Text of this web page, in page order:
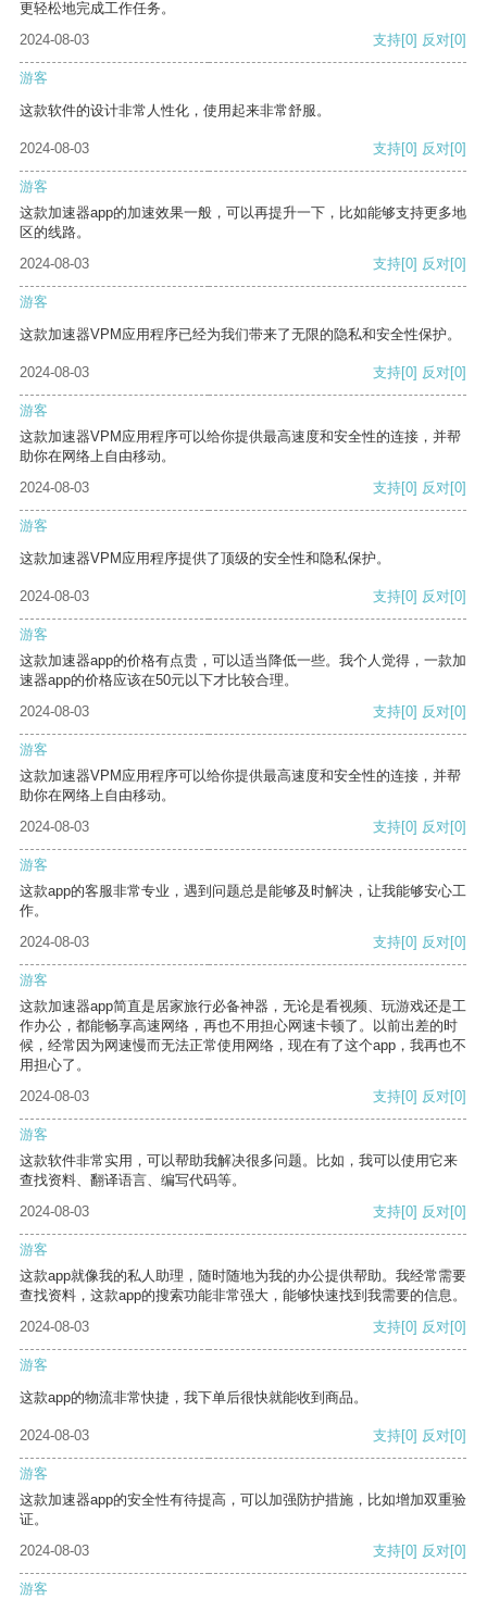
更轻松地完成工作任务。
2024-08-03
支持[0] 反对[0]
游客
这款软件的设计非常人性化，使用起来非常舒服。
2024-08-03 支持[0] 反对[0]
游客
这款加速器app的加速效果一般，可以再提升一下，比如能够支持更多地
区的线路。
2024-08-03
支持[0] 反对[0]
游客
这款加速器VPM应用程序已经为我们带来了无限的隐私和安全性保护。
2024-08-03 支持[0] 反对[0]
游客
这款加速器VPM应用程序可以给你提供最高速度和安全性的连接，并帮
助你在网络上自由移动。
2024-08-03
支持[0] 反对[0]
游客
这款加速器VPM应用程序提供了顶级的安全性和隐私保护。
2024-08-03 支持[0] 反对[0]
游客
这款加速器app的价格有点贵，可以适当降低一些。我个人觉得，一款加
速器app的价格应该在50元以下才比较合理。
2024-08-03
支持[0] 反对[0]
游客
这款加速器VPM应用程序可以给你提供最高速度和安全性的连接，并帮
助你在网络上自由移动。
2024-08-03
支持[0] 反对[0]
游客
这款app的客服非常专业，遇到问题总是能够及时解决，让我能够安心工
作。
2024-08-03
支持[0] 反对[0]
游客
这款加速器app简直是居家旅行必备神器，无论是看视频、玩游戏还是工
作办公，都能畅享高速网络，再也不用担心网速卡顿了。以前出差的时
候，经常因为网速慢而无法正常使用网络，现在有了这个app，我再也不
用担心了。
2024-08-03
支持[0] 反对[0]
游客
这款软件非常实用，可以帮助我解决很多问题。比如，我可以使用它来
查找资料、翻译语言、编写代码等。
2024-08-03
支持[0] 反对[0]
游客
这款app就像我的私人助理，随时随地为我的办公提供帮助。我经常需要
查找资料，这款app的搜索功能非常强大，能够快速找到我需要的信息。
2024-08-03
支持[0] 反对[0]
游客
这款app的物流非常快捷，我下单后很快就能收到商品。
2024-08-03 支持[0] 反对[0]
游客
这款加速器app的安全性有待提高，可以加强防护措施，比如增加双重验
证。
2024-08-03
支持[0] 反对[0]
游客